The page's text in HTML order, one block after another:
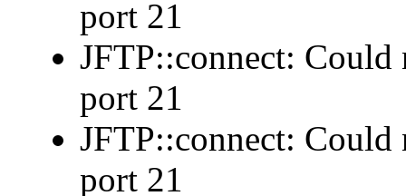
port 21
JFTP::connect:
port 21
JFTP::connect:
port 21